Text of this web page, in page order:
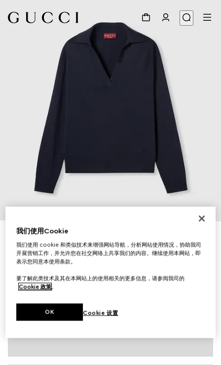
超精细羊毛Polo衫
£685
相关款式海军蓝色
我们使用Cookie
我们使用 cookie 和类似技术来增强网站导航，分析网站使用情况，协助我司
开展营销工作，并允许您在社交网络上共享我们的内容。继续使用本网站，即
表示您同意本使用条款。
要了解此类技术及其在本网站上的使用相关的更多信息，请参阅我司的
Cookie 政策。
Cookie 设置
OK